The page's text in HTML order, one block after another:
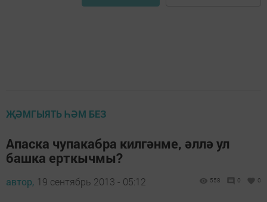
ҖӘМГЫЯТЬ ҺӘМ БЕЗ
Апаска чупакабра килгәнме, әллә ул
башка ерткычмы?
автор, 19 сентябрь 2013 - 05:12 558 0 0